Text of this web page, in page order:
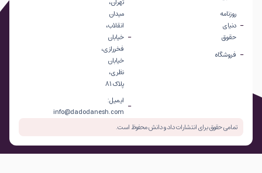
روزنامه
دنیای
حقوق
فروشگاه
میدان
انقلاب،
خیابان
فخررازی،
خیابان
نظری،
پلاک 81
ایمیل:
info@dadodanesh.com
تمامی حقوق برای انتشارات داد و دانش محفوظ است.